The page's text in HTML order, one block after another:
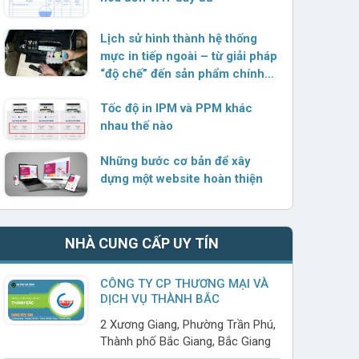
Lịch sử hình thành hệ thống
mực in tiếp ngoài – từ giải pháp
“độ chế” đến sản phẩm chính
Tốc độ in IPM và PPM khác
nhau thế nào
Những bước cơ bản để xây
dựng một website hoàn thiện
NHÀ CUNG CẤP UY TÍN
CÔNG TY CP THƯƠNG MẠI VÀ
DỊCH VỤ THÀNH BẮC
2 Xương Giang, Phường Trần Phú,
Thành phố Bắc Giang, Bắc Giang